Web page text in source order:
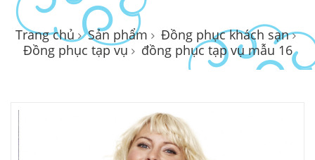
Trang chủ Sản phẩm
Đồng phục khách sạn
Đồng phục tạp vụ
đồng phục tạp vụ mẫu 16